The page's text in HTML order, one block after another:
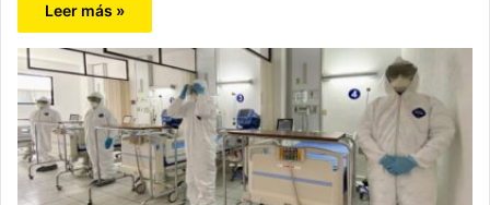
Leer más »